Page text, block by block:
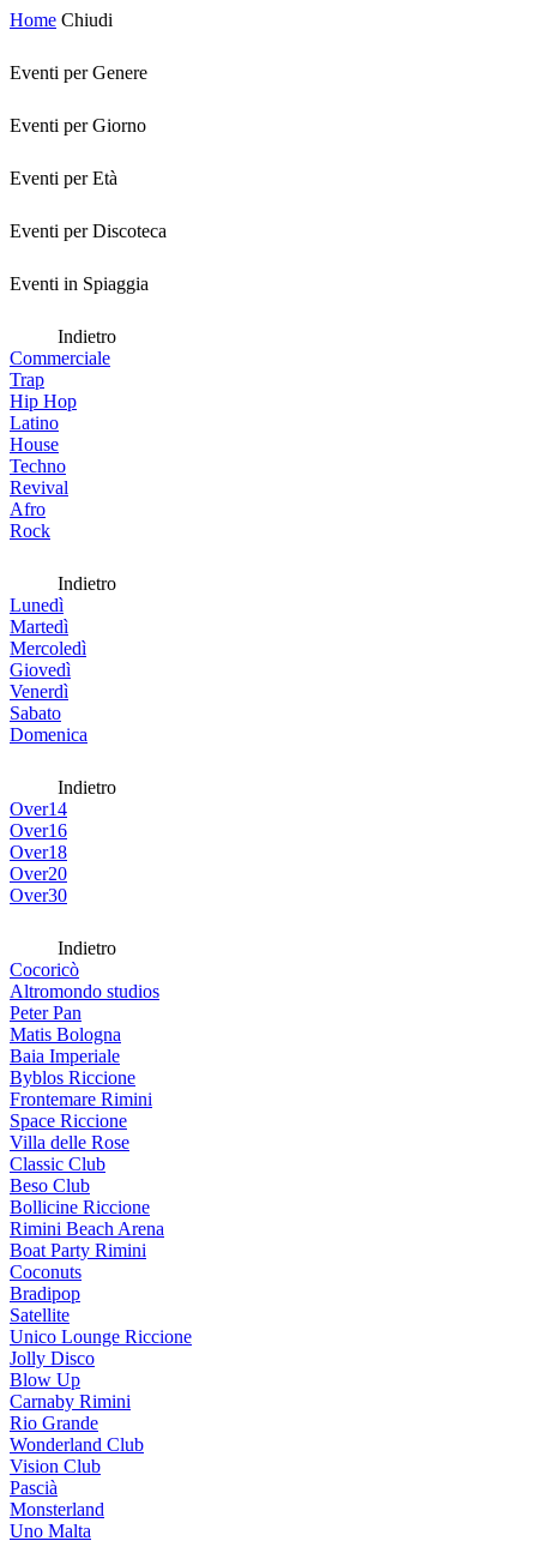
Home Chiudi
Eventi per Genere
Eventi per Giorno
Eventi per Età
Eventi per Discoteca
Eventi in Spiaggia
Indietro
Commerciale
Trap
Hip Hop
Latino
House
Techno
Revival
Afro
Rock
Indietro
Lunedì
Martedì
Mercoledì
Giovedì
Venerdì
Sabato
Domenica
Indietro
Over14
Over16
Over18
Over20
Over30
Indietro
Cocoricò
Altromondo studios
Peter Pan
Matis Bologna
Baia Imperiale
Byblos Riccione
Frontemare Rimini
Space Riccione
Villa delle Rose
Classic Club
Beso Club
Bollicine Riccione
Rimini Beach Arena
Boat Party Rimini
Coconuts
Bradipop
Satellite
Unico Lounge Riccione
Jolly Disco
Blow Up
Carnaby Rimini
Rio Grande
Wonderland Club
Vision Club
Pascià
Monsterland
Uno Malta